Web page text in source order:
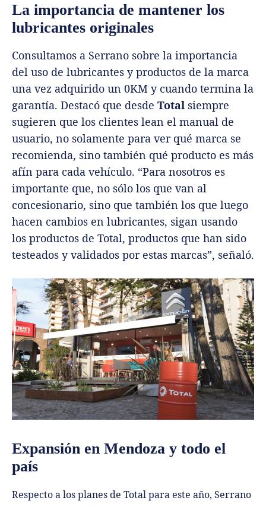
La importancia de mantener los
lubricantes originales
Consultamos a Serrano sobre la importancia
del uso de lubricantes y productos de la marca
una vez adquirido un 0KM y cuando termina la
garantía. Destacó que desde Total siempre
sugieren que los clientes lean el manual de
usuario, no solamente para ver qué marca se
recomienda, sino también qué producto es más
afín para cada vehículo. “Para nosotros es
importante que, no sólo los que van al
concesionario, sino que también los que luego
hacen cambios en lubricantes, sigan usando
los productos de Total, productos que han sido
testeados y validados por estas marcas”, señaló.
Expansión en Mendoza y todo el
país
Respecto a los planes de Total para este año, Serrano